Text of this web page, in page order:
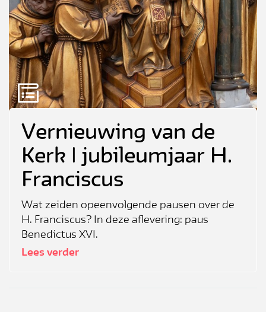
Vernieuwing van de
Kerk | jubileumjaar H.
Franciscus
Wat zeiden opeenvolgende pausen over de
H. Franciscus? In deze aflevering: paus
Benedictus XVI.
Lees verder